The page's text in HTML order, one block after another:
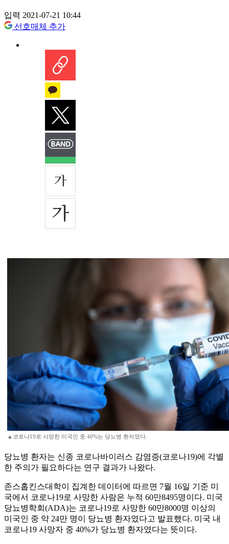
입력 2021-07-21 10:44
선호매체 추가
▲코로나19로 사망한 미국인 중 40%는 당뇨병 환자였다.
당뇨병 환자는 신종 코로나바이러스 감염증(코로나19)에 각별
한 주의가 필요하다는 연구 결과가 나왔다.
존스홉킨스대학이 집계한 데이터에 따르면 7월 16일 기준 미
국에서 코로나19로 사망한 사람은 누적 60만8495명이다. 미국
당뇨병학회(ADA)는 코로나19로 사망한 60만8000명 이상의
미국인 중 약 24만 명이 당뇨병 환자였다고 발표했다. 미국 내
코로나19 사망자 중 40%가 당뇨병 환자였다는 뜻이다.